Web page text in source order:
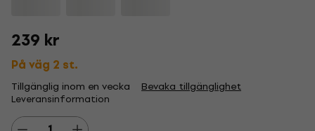
239 kr
På väg 2 st.
Tillgänglig inom en vecka Bevaka tillgänglighet
Leveransinformation